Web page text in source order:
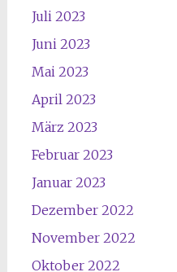
Juli 2023
Juni 2023
Mai 2023
April 2023
März 2023
Februar 2023
Januar 2023
Dezember 2022
November 2022
Oktober 2022